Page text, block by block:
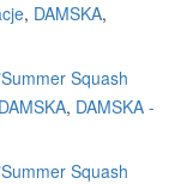
, DAMSKA,
Squash
DAMSKA, DAMSKA -
Squash